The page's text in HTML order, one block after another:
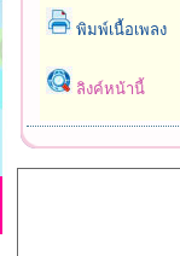
พิมพ์เนื้อเพลง
ลิงค์หน้านี้